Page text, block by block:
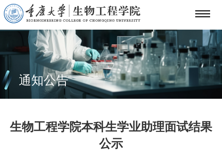
本科生培养
研究生培养
留学生培养
学生工作
通知公告
生物工程学院本科生学业助理面试结果
公示